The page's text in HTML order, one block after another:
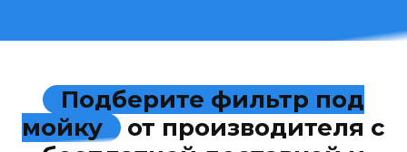
Подберите фильтр под
мойку
от производителя с